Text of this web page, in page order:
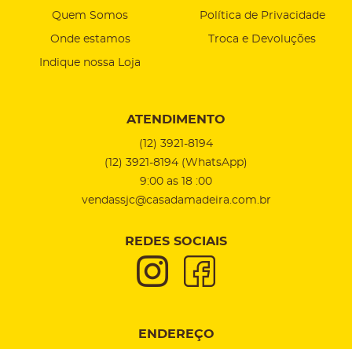
Quem Somos
Onde estamos
Indique nossa Loja
Política de Privacidade
Troca e Devoluções
ATENDIMENTO
(12) 3921-8194
(12) 3921-8194 (WhatsApp)
9:00 as 18 :00
vendassjc@casadamadeira.com.br
REDES SOCIAIS
ENDEREÇO